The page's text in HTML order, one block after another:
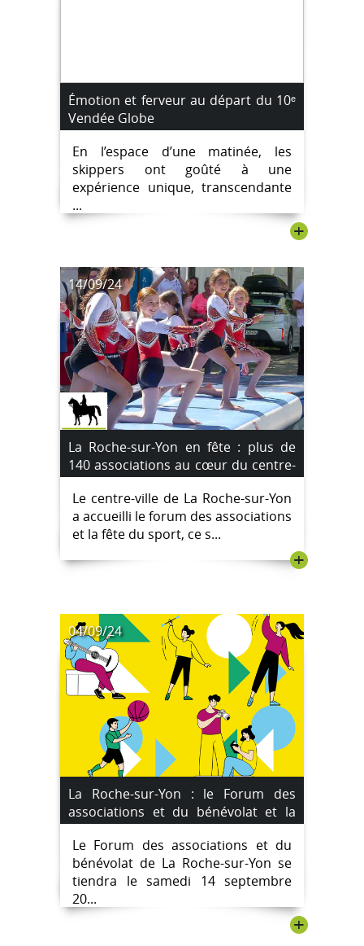
Émotion et ferveur au départ du 10ᵉ
Vendée Globe
En l’espace d’une matinée, les
skippers ont goûté à une
expérience unique, transcendante
...
+
14/09/24
La Roche-sur-Yon en fête : plus de
140 associations au cœur du centre-
ville [Images]
Le centre-ville de La Roche-sur-Yon
a accueilli le forum des associations
et la fête du sport, ce s...
+
04/09/24
La Roche-sur-Yon : le Forum des
associations et du bénévolat et la
"Faites du sport" le samedi 14
septembre 2024
Le Forum des associations et du
bénévolat de La Roche-sur-Yon se
tiendra le samedi 14 septembre
20...
+